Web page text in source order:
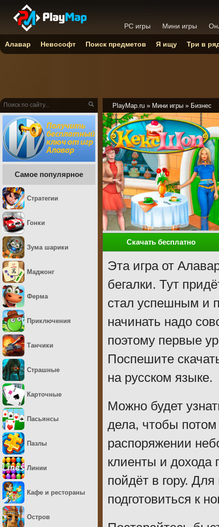
PlayMap.ru » Мини игры » Бизнес
Скачать бесплатно
Эта игра от
бегалки. Тут
стал успешным и
начинать надо
поэтому первые
Поспешите
на русском языке.
Можно будет
дела, чтобы потом
распоряжении
клиенты и дохода
пойдёт в гору.
подготовиться к
Самое популярное
Стратегии
Гонки
Зума шарики
Маджонг
Ферма
Приключения
Танчики
Страшные
Карточные
Пасьянсы
Пазлы
Линии
Кафе и рестораны
Остров
PC игры Мини игры
Алавар Невософт Поиск предметов Я ищу Три в